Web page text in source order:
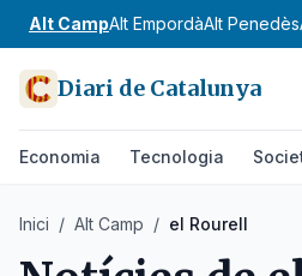
Alt CampAlt EmpordàAlt Penedès
Diari de Catalunya
Economia Tecnologia
Inici / Alt Camp / el Rourell